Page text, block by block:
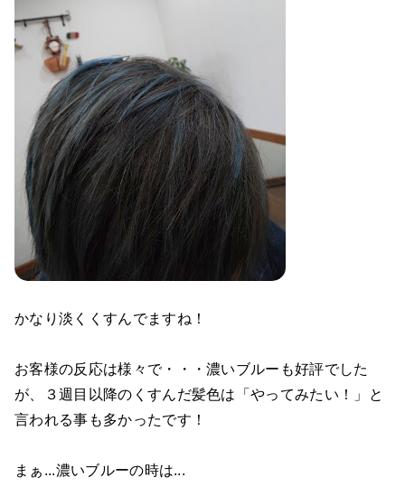
かなり淡くくすんでますね！
お客様の反応は様々で・・・濃いブルーも好評でした
が、３週目以降のくすんだ髪色は「やってみたい！」と
言われる事も多かったです！
まぁ...濃いブルーの時は...